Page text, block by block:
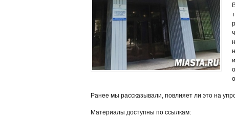
Ранее мы рассказывали, повлияет ли это на
Материалы доступны по ссылкам: